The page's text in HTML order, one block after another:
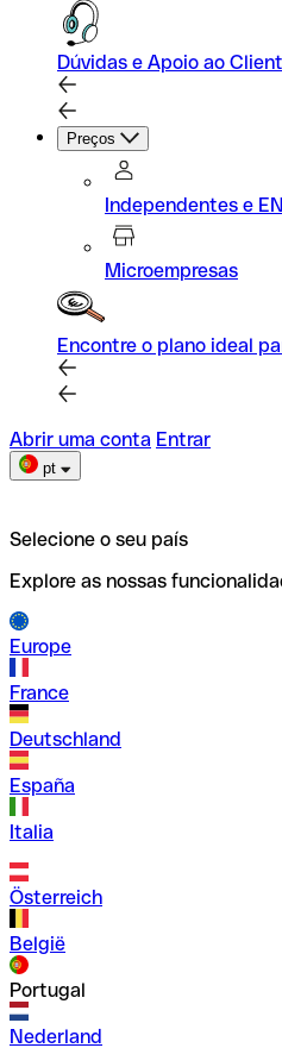
Dúvidas e Apoio ao
Preços
Independentes e
Microempresas
Encontre o plano ideal
Abrir uma conta Entrar
pt
Selecione o seu país
Explore as nossas
Europe
France
Deutschland
España
Italia
Österreich
België
Portugal
Nederland